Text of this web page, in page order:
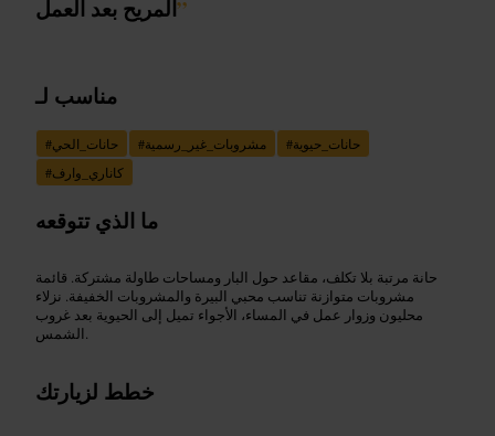
المريح بعد العمل”
مناسب لـ
#حانات_الحي #مشروبات_غير_رسمية #حانات_حيوية
#كاناري_وارف
ما الذي تتوقعه
حانة مرتبة بلا تكلف، مقاعد حول البار ومساحات طاولة مشتركة. قائمة
مشروبات متوازنة تناسب محبي البيرة والمشروبات الخفيفة. نزلاء
محليون وزوار عمل في المساء، الأجواء تميل إلى الحيوية بعد غروب
الشمس.
خطط لزيارتك